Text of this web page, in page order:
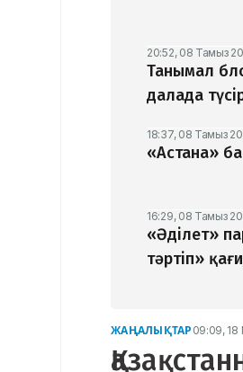
20:52, 08 Тамыз
Танымал
далада
18:37, 08 Тамыз
«Астана»
16:29, 08 Тамыз
«Әділет»
тәртіп»
ЖАҢАЛЫҚТАР 09:09,